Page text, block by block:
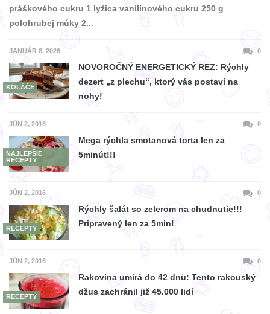
práškového cukru 1 lyžica vanilínového cukru 250 g
polohrubej múky 2...
JANUÁR 8, 2026 0
KOLÁČE
NOVOROČNÝ ENERGETICKÝ REZ: Rýchly
dezert „z plechu“, ktorý vás postaví na
nohy!
JÚN 2, 2016 0
NAJLEPŠIE
RECEPTY
Mega rýchla smotanová torta len za
5minút!!!
JÚN 2, 2016 0
RECEPTY
Rýchly šalát so zelerom na chudnutie!!!
Pripravený len za 5min!
JÚN 2, 2016 0
RECEPTY
Rakovina umírá do 42 dnů: Tento rakouský
džus zachránil již 45.000 lidí